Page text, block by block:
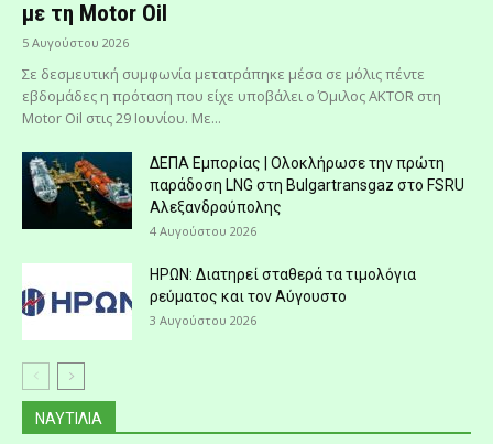
με τη Μotor Oil
5 Αυγούστου 2026
Σε δεσμευτική συμφωνία μετατράπηκε μέσα σε μόλις πέντε
εβδομάδες η πρόταση που είχε υποβάλει ο Όμιλος AKTOR στη
Motor Oil στις 29 Ιουνίου. Mε...
ΔΕΠΑ Εμπορίας | Ολοκλήρωσε την πρώτη
παράδοση LNG στη Bulgartransgaz στο FSRU
Αλεξανδρούπολης
4 Αυγούστου 2026
ΗΡΩΝ: Διατηρεί σταθερά τα τιμολόγια
ρεύματος και τον Αύγουστο
3 Αυγούστου 2026
ΝΑΥΤΙΛΙΑ